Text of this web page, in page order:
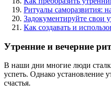
Ритуалы саморазвития:
Задокументируйте свои
Как создавать и
Утренние и вечерние
В наши дни многие люди
успеть. Однако установление
счастья.